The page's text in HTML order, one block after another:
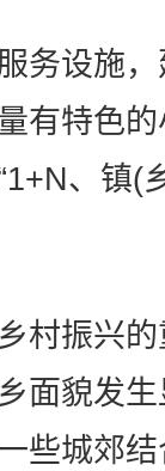
务设施
有特色
、镇(
村振兴
面貌发
些城郊